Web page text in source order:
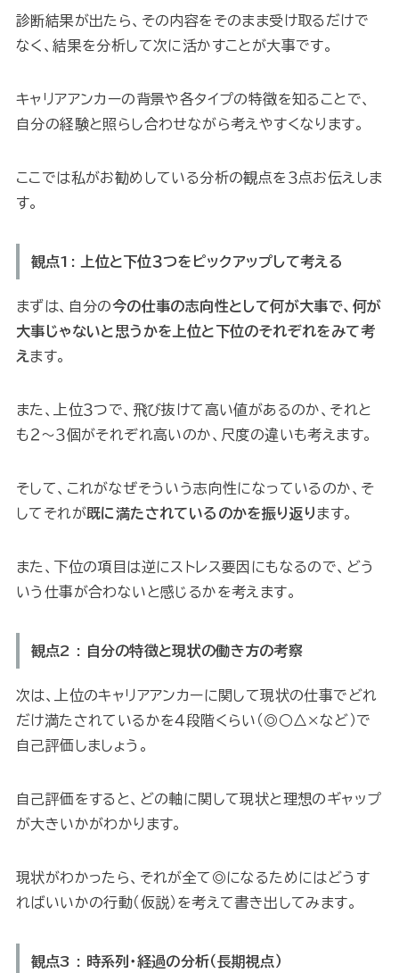
診断結果が出たら、その内容をそのまま受け取るだけで
なく、結果を分析して次に活かすことが大事です。
キャリアアンカーの背景や各タイプの特徴を知ることで、
自分の経験と照らし合わせながら考えやすくなります。
ここでは私がお勧めしている分析の観点を３点お伝えしま
す。
観点1: 上位と下位３つをピックアップして考える
まずは、自分の今の仕事の志向性として何が大事で、何が
大事じゃないと思うかを上位と下位のそれぞれをみて考
え ます。
また、上位３つで、飛び抜けて高い値があるのか、それと
も２〜３個がそれぞれ高いのか、尺度の違いも考えます。
そして、これがなぜそういう志向性になっているのか、そ
してそれが既に満たされているのかを振り返ります。
また、下位の項目は逆にストレス要因にもなるので、どう
いう仕事が合わないと感じるかを考えます。
観点2 : 自分の特徴と現状の働き方の考察
次は、上位のキャリアアンカーに関して現状の仕事でどれ
だけ満たされているかを４段階くらい（◎○△×など）で
自己評価しましょう。
自己評価をすると、どの軸に関して現状と理想のギャップ
が大きいかがわかります。
現状がわかったら、それが全て◎になるためにはどうす
ればいいかの行動（仮説）を考えて書き出してみます。
観点3 : 時系列・経過の分析（長期視点）